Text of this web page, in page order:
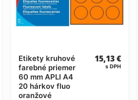
Etikety kruhové
farebné priemer
60 mm APLI A4
20 hárkov fluo
oranžové
15,13€
s DPH